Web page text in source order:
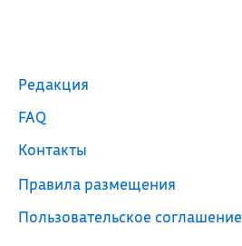
Редакция
FAQ
Контакты
Правила размещения
Пользовательское соглашение